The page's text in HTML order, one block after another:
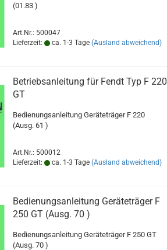
(01.83 )
Art.Nr.: 500047
Lieferzeit:
ca. 1-3 Tage (Ausland abweichend)
Betriebsanleitung für Fendt Typ F 220
GT
Bedienungsanleitung Geräteträger F 220
(Ausg. 61 )
Art.Nr.: 500012
Lieferzeit:
ca. 1-3 Tage (Ausland abweichend)
Bedienungsanleitung Geräteträger F
250 GT (Ausg. 70 )
Bedienungsanleitung Geräteträger F 250 GT
(Ausg. 70 )